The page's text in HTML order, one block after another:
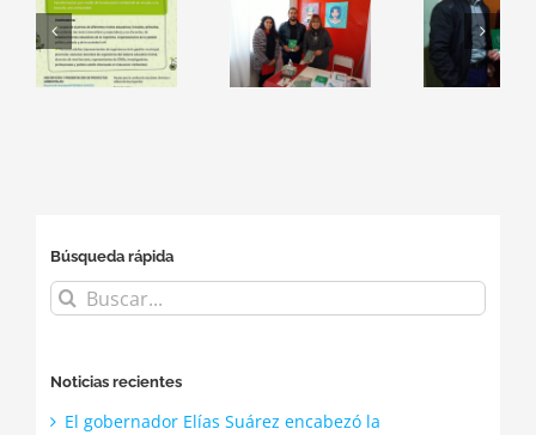
DE LA
EDUCACIÓN
AMBIENTAL
de la
Educación
Ambiental
Búsqueda rápida
Buscar:
Noticias recientes
El gobernador Elías Suárez encabezó la